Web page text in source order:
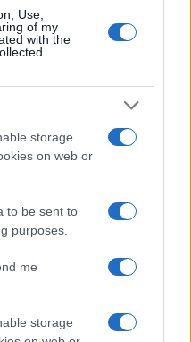
Use,
of my
with the
storage
on web or
to be sent to
purposes.
me
storage